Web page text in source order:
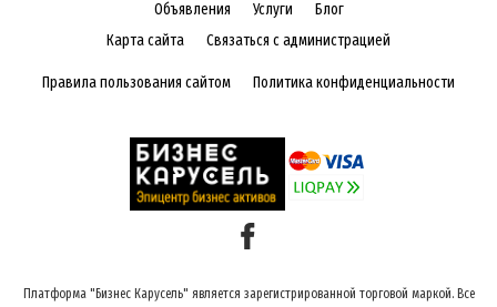
Объявления Услуги
Блог
Карта сайта
Связаться с администрацией
Правила пользования сайтом Политика конфиденциальности
Платформа "Бизнес Карусель" является зарегистрированной торговой маркой. Все